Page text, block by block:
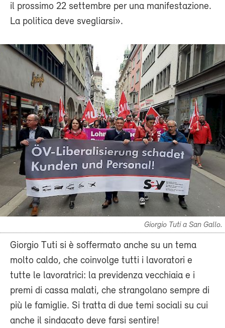
il prossimo 22 settembre per una manifestazione.
La politica deve svegliarsi».
Giorgio Tuti a San Gallo.
Giorgio Tuti si è soffermato anche su un tema
molto caldo, che coinvolge tutti i lavoratori e
tutte le lavoratrici: la previdenza vecchiaia e i
premi di cassa malati, che strangolano sempre di
più le famiglie. Si tratta di due temi sociali su cui
anche il sindacato deve farsi sentire!